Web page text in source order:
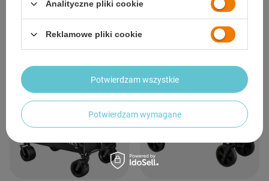
Analityczne pliki cookie
Reklamowe pliki cookie
Potwierdzam wymagane
Potwierdzam wszystkie